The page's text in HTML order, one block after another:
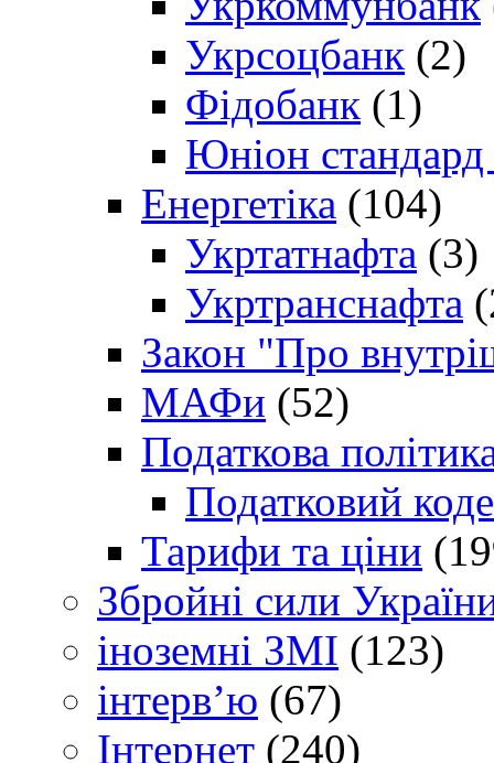
Укрсоцбанк (2)
Фідобанк (1)
Юніон стандард
Енергетіка (104)
Укртатнафта (3)
Укртранснафта
Закон "Про
МАФи (52)
Податкова
Податковий
Тарифи та ціни
Збройні сили
іноземні ЗМІ (123)
інтерв’ю (67)
Інтернет (240)